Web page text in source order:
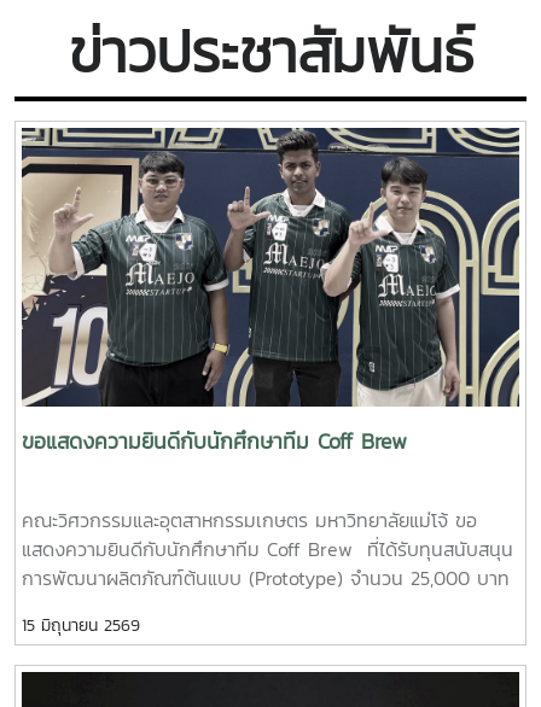
ข่าวประชาสัมพันธ์
ขอแสดงความยินดีกับนักศึกษาทีม Coff Brew
คณะวิศวกรรมและอุตสาหกรรมเกษตร มหาวิทยาลัยแม่โจ้ ขอ
แสดงความยินดีกับนักศึกษาทีม Coff Brew ที่ได้รับทุนสนับสนุน
การพัฒนาผลิตภัณฑ์ต้นแบบ (Prototype) จำนวน 25,000 บาท
ภาคเหนือ ซึ่งจัดขึ้นเมื่อวันที่ 11 พฤษภาคม 2569 ณ อาคาร
อำนวยการอุทยานวิทยาศาสตร์ภูมิภาค (ภาคเหนือ) จังหวัด
15 มิถุนายน 2569